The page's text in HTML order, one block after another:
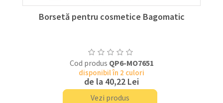
Borsetă pentru cosmetice Bagomatic
Cod produs QP6-MO7651
disponibil în 2 culori
de la 40,22 Lei
Vezi produs